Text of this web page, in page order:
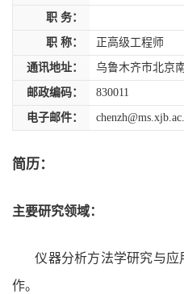
职 务：
职 称： 正高级工程师
通讯地址： 乌鲁木齐市北京
邮政编码： 830011
电子邮件：
简历：
主要研究领域：
仪器分析方法学研究与应
作。